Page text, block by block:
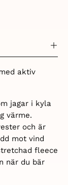
aktiv
jagar i kyla
värme.
och är
mot vind
fleece
när du bär